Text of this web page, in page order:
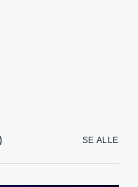
SE ALLE